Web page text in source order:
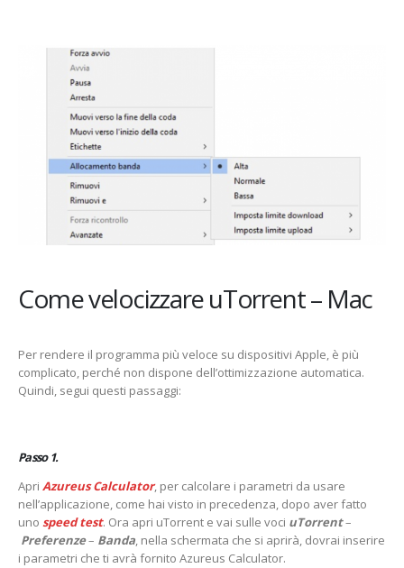
Come velocizzare uTorrent – Mac
Per rendere il programma più veloce su dispositivi Apple, è più
complicato, perché non dispone dell’ottimizzazione automatica.
Quindi, segui questi passaggi:
Passo 1.
Apri Azureus Calculator, per calcolare i parametri da usare
nell’applicazione, come hai visto in precedenza, dopo aver fatto
uno speed test. Ora apri uTorrent e vai sulle voci uTorrent–
Preferenze– Banda, nella schermata che si aprirà, dovrai inserire
i parametri che ti avrà fornito Azureus Calculator.